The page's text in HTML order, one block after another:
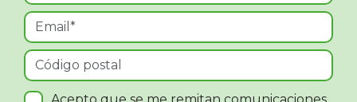
Acepto que se me remitan comunicaciones